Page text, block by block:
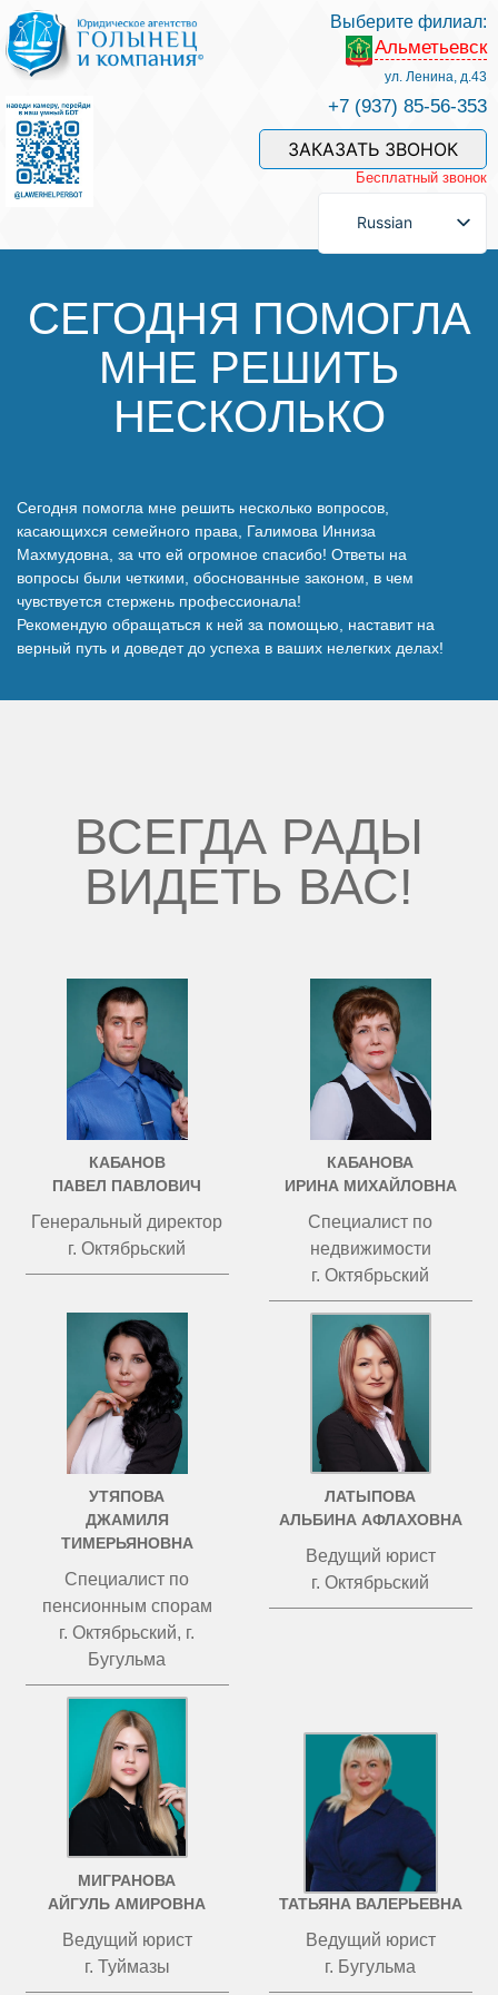
Услуги и наши специалисты
Оплата услуг
Задать вопрос
Отзывы
Полезные статьи
Наши победы
Видео о нас
Выберите филиал:
Альметьевск
ул. Ленина, д.43
+7 (937) 85-56-353
ЗАКАЗАТЬ ЗВОНОК
Бесплатный звонок
Russian
СЕГОДНЯ ПОМОГЛА
МНЕ РЕШИТЬ
НЕСКОЛЬКО
Сегодня помогла мне решить несколько вопросов,
касающихся семейного права, Галимова Инниза
Махмудовна, за что ей огромное спасибо! Ответы на
вопросы были четкими, обоснованные законом, в чем
чувствуется стержень профессионала!
Рекомендую обращаться к ней за помощью, наставит на
верный путь и доведет до успеха в ваших нелегких делах!
ВСЕГДА РАДЫ
ВИДЕТЬ ВАС!
КАБАНОВ
ПАВЕЛ ПАВЛОВИЧ
Генеральный директор
г. Октябрьский
КАБАНОВА
ИРИНА МИХАЙЛОВНА
Специалист по
недвижимости
г. Октябрьский
УТЯПОВА
ДЖАМИЛЯ
ТИМЕРЬЯНОВНА
Специалист по
пенсионным спорам
г. Октябрьский, г.
Бугульма
ЛАТЫПОВА
АЛЬБИНА АФЛАХОВНА
Ведущий юрист
г. Октябрьский
МИГРАНОВА
АЙГУЛЬ АМИРОВНА
Ведущий юрист
г. Туймазы
ЧИСТОВА
ТАТЬЯНА ВАЛЕРЬЕВНА
Ведущий юрист
г. Бугульма